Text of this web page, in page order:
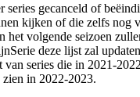
series gecanceld of
kijken of die zelfs nog
het volgende seizoen
deze lijst zal
series die in 2021-
in 2022-2023.